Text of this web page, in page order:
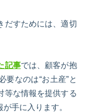
だすためには、適切
記事では、顧客が抱
要なのは“お土産”と
等な情報を提供する
手に入ります。